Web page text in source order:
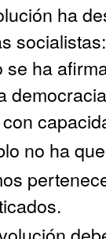
ha
se ha
no ha